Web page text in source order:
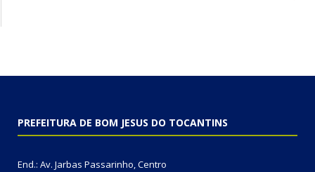
PREFEITURA DE BOM JESUS DO TOCANTINS
End.: Av. Jarbas Passarinho, Centro